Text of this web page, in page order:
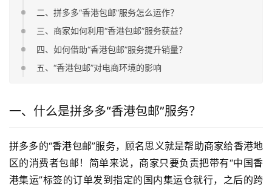
二、拼多多“香港包邮”服务怎么运作？
三、商家如何利用“香港包邮”服务获益？
四、如何借助“香港包邮”服务提升销量？
五、“香港包邮”对电商环境的影响
一、什么是拼多多“香港包邮”服务？
拼多多的“香港包邮”服务，顾名思义就是帮助商家给香港地
区的消费者包邮！简单来说，商家只要负责把带有“中国香
港集运”标签的订单发到指定的国内集运仓就行，之后的跨